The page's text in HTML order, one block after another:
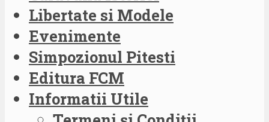
Libertate si Modele
Evenimente
Simpozionul Pitesti
Editura FCM
Informatii Utile